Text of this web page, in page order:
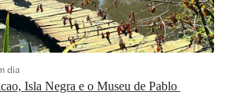
Isla Negra e o Museu de Pablo
dia